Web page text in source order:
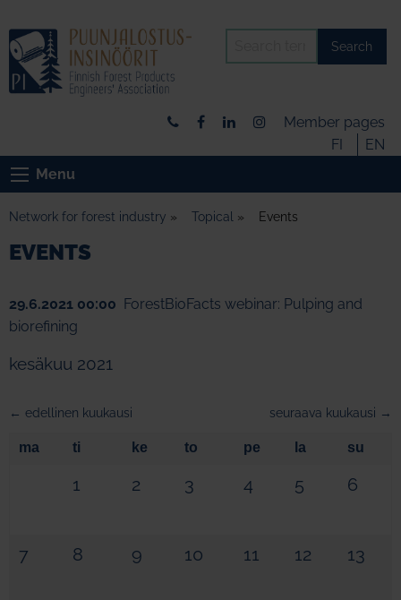
Search
Member pages
FI
EN
Menu
Network for forest industry » Topical » Events
EVENTS
29.6.2021 00:00 ForestBioFacts webinar: Pulping and
biorefining
kesäkuu 2021
← edellinen kuukausi seuraava kuukausi →
ma ti ke to pe la su
1 2 3 4 5 6
7 8 9 10 11 12 13